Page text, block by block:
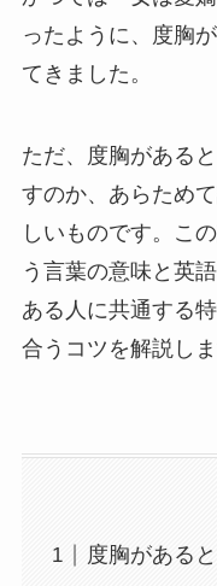
ったように、度胸
てきました。
ただ、度胸がある
すのか、あらため
しいものです。こ
う言葉の意味と英
ある人に共通する
合うコツを解説しま
度胸がある